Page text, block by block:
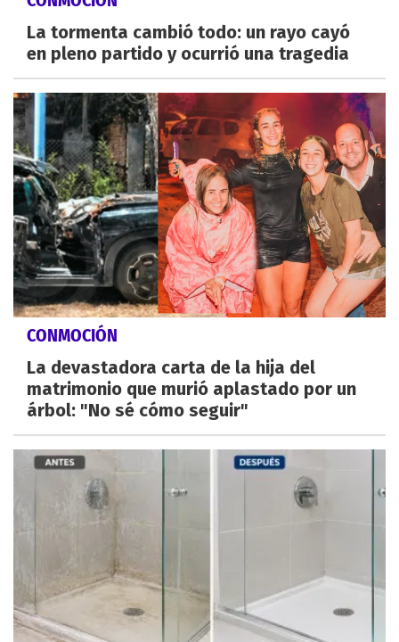
La tormenta cambió todo: un rayo cayó
en pleno partido y ocurrió una tragedia
CONMOCIÓN
La devastadora carta de la hija del
matrimonio que murió aplastado por un
árbol: "No sé cómo seguir"